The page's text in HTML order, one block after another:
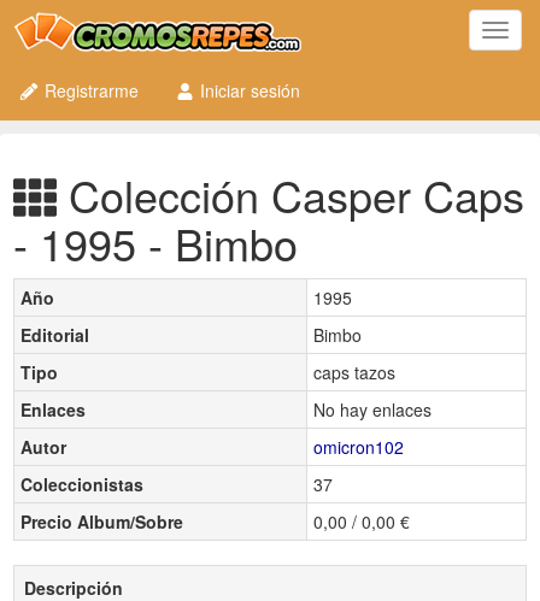
Registrarme
Iniciar sesión
Colección Casper Caps
- 1995 - Bimbo
Año
1995
Editorial
Bimbo
Tipo
caps tazos
Enlaces
No hay enlaces
Autor
omicron102
Coleccionistas
37
Precio Album/Sobre
0,00 / 0,00 €
Descripción